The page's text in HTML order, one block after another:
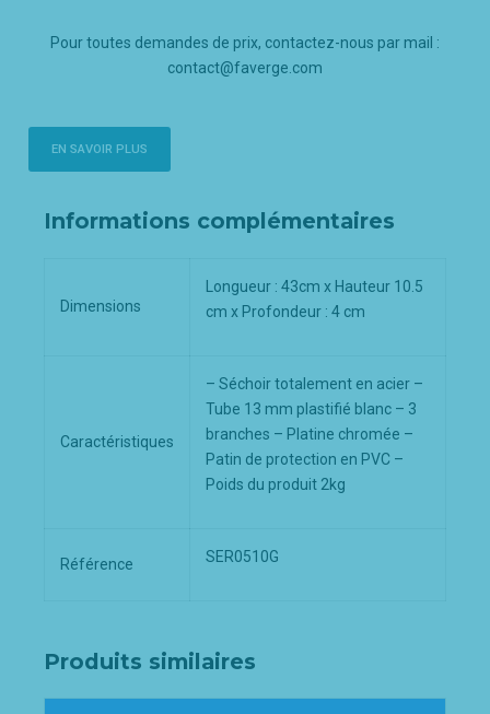
Pour toutes demandes de prix, contactez-nous par mail :
contact@faverge.com
EN SAVOIR PLUS
Informations complémentaires
Dimensions
Longueur : 43cm x Hauteur 10.5
cm x Profondeur : 4 cm
Caractéristiques
– Séchoir totalement en acier –
Tube 13 mm plastifié blanc – 3
branches – Platine chromée –
Patin de protection en PVC –
Poids du produit 2kg
Référence SER0510G
Produits similaires